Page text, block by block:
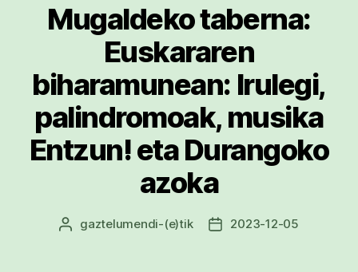
Mugaldeko taberna:
Euskararen
biharamunean: Irulegi,
palindromoak, musika
Entzun! eta Durangoko
azoka
Argitalpenaren
gaztelumendi-(e)tik
Argitalpenaren
2023-12-05